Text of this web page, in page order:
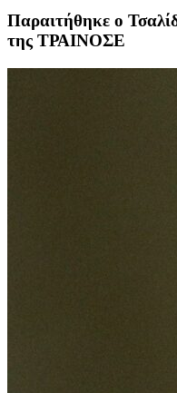
Παραιτήθηκε ο
της ΤΡΑΙΝΟΣΕ